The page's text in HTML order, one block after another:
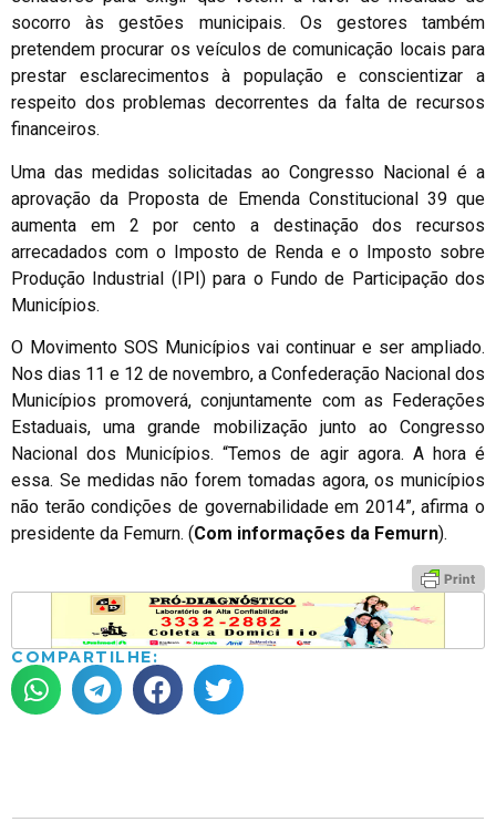
socorro às gestões municipais. Os gestores também
pretendem procurar os veículos de comunicação locais para
prestar esclarecimentos à população e conscientizar a
respeito dos problemas decorrentes da falta de recursos
financeiros.
Uma das medidas solicitadas ao Congresso Nacional é a
aprovação da Proposta de Emenda Constitucional 39 que
aumenta em 2 por cento a destinação dos recursos
arrecadados com o Imposto de Renda e o Imposto sobre
Produção Industrial (IPI) para o Fundo de Participação dos
Municípios.
O Movimento SOS Municípios vai continuar e ser ampliado.
Nos dias 11 e 12 de novembro, a Confederação Nacional dos
Municípios promoverá, conjuntamente com as Federações
Estaduais, uma grande mobilização junto ao Congresso
Nacional dos Municípios. “Temos de agir agora. A hora é
essa. Se medidas não forem tomadas agora, os municípios
não terão condições de governabilidade em 2014”, afirma o
presidente da Femurn. (Com informações da Femurn).
COMPARTILHE: